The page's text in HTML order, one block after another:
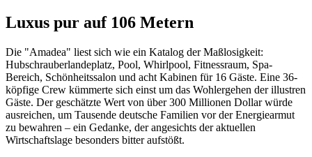
Luxus pur auf 106 Metern
Die "Amadea" liest sich wie ein Katalog der Maßlosigkeit:
Hubschrauberlandeplatz, Pool, Whirlpool, Fitnessraum, Spa-
Bereich, Schönheitssalon und acht Kabinen für 16 Gäste. Eine 36-
köpfige Crew kümmerte sich einst um das Wohlergehen der illustren
Gäste. Der geschätzte Wert von über 300 Millionen Dollar würde
ausreichen, um Tausende deutsche Familien vor der Energiearmut
zu bewahren – ein Gedanke, der angesichts der aktuellen
Wirtschaftslage besonders bitter aufstößt.